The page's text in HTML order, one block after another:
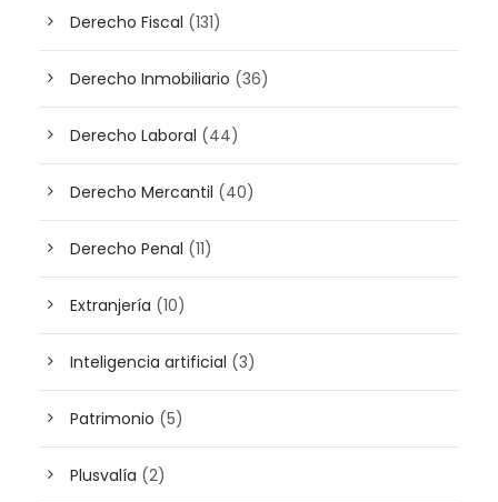
Derecho Fiscal (131)
Derecho Inmobiliario (36)
Derecho Laboral (44)
Derecho Mercantil (40)
Derecho Penal (11)
Extranjería (10)
Inteligencia artificial (3)
Patrimonio (5)
Plusvalía (2)